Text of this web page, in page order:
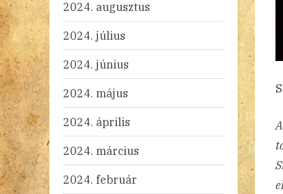
2024. augusztus
2024. július
2024. június
2024. május
2024. április
2024. március
2024. február